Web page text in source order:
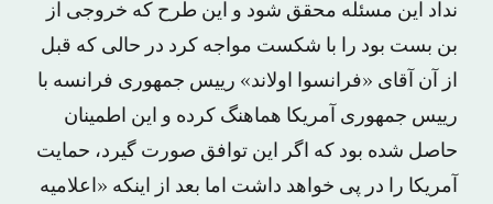
نداد این مسئله محقق شود و این طرح که خروجی از
بن بست بود را با شکست مواجه کرد در حالی که قبل
از آن آقای «فرانسوا اولاند» رییس جمهوری فرانسه با
رییس جمهوری آمریکا هماهنگ کرده و این اطمینان
حاصل شده بود که اگر این توافق صورت گیرد، حمایت
آمریکا را در پی خواهد داشت اما بعد از اینکه «اعلامیه